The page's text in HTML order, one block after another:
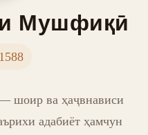
Мушфиқӣ
шоир ва ҳаҷвнависи
адабиёт ҳамчун